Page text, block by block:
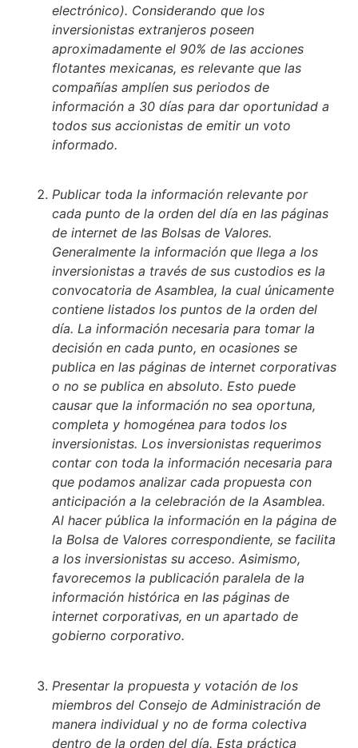
electrónico). Considerando que los
inversionistas extranjeros poseen
aproximadamente el 90% de las acciones
flotantes mexicanas, es relevante que las
compañías amplíen sus periodos de
información a 30 días para dar oportunidad a
todos sus accionistas de emitir un voto
informado.
Publicar toda la información relevante por
cada punto de la orden del día en las páginas
de internet de las Bolsas de Valores.
Generalmente la información que llega a los
inversionistas a través de sus custodios es la
convocatoria de Asamblea, la cual únicamente
contiene listados los puntos de la orden del
día. La información necesaria para tomar la
decisión en cada punto, en ocasiones se
publica en las páginas de internet corporativas
o no se publica en absoluto. Esto puede
causar que la información no sea oportuna,
completa y homogénea para todos los
inversionistas. Los inversionistas requerimos
contar con toda la información necesaria para
que podamos analizar cada propuesta con
anticipación a la celebración de la Asamblea.
Al hacer pública la información en la página de
la Bolsa de Valores correspondiente, se facilita
a los inversionistas su acceso. Asimismo,
favorecemos la publicación paralela de la
información histórica en las páginas de
internet corporativas, en un apartado de
gobierno corporativo.
Presentar la propuesta y votación de los
miembros del Consejo de Administración de
manera individual y no de forma colectiva
dentro de la orden del día. Esta práctica